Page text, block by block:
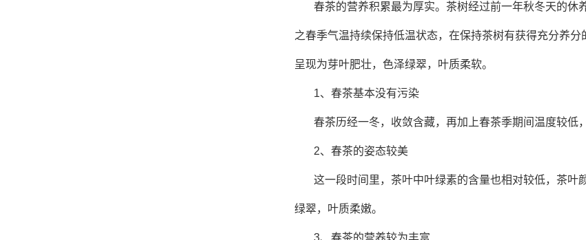
春茶的营养积累最为厚实。茶树经过前一年秋冬天的
之春季气温持续保持低温状态，在保持茶树有获得充分养
呈现为芽叶肥壮，色泽绿翠，叶质柔软。
1、春茶基本没有污染
春茶历经一冬，收敛含藏，再加上春茶季期间温度较低
2、春茶的姿态较美
这一段时间里，茶叶中叶绿素的含量也相对较低，茶
绿翠，叶质柔嫩。
3、春茶的营养较为丰富